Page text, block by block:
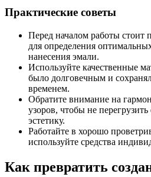
Практические советы
Перед началом работы стоит
для определения
нанесения эмали.
Используйте качественные
было долговечным и
временем.
Обратите внимание на
узоров, чтобы не
эстетику.
Работайте в хорошо
используйте средства
Как превратить